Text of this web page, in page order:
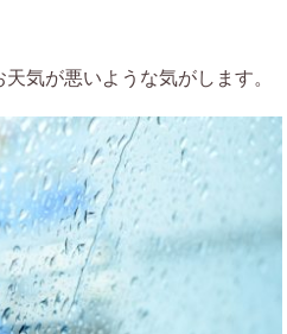
気が悪いような気がします。